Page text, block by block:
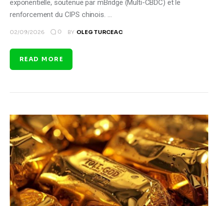
exponentielle, soutenue par mBridge (Multi-CBDC) et le
renforcement du CIPS chinois. …
02/09/2026 0 BY OLEG TURCEAC
READ MORE